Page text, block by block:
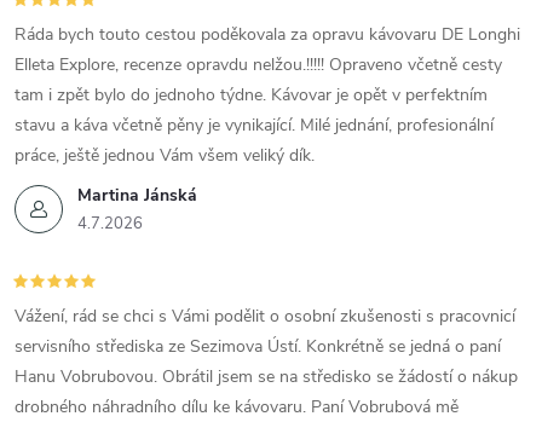
Martina Jánská
4.7.2026
Ráda bych touto cestou poděkovala za opravu kávovaru DE Longhi
Elleta Explore, recenze opravdu nelžou.!!!!! Opraveno včetně cesty
tam i zpět bylo do jednoho týdne. Kávovar je opět v perfektním
stavu a káva včetně pěny je vynikající. Milé jednání, profesionální
práce, ještě jednou Vám všem veliký dík.
Vážení, rád se chci s Vámi podělit o osobní zkušenosti s pracovnicí
servisního střediska ze Sezimova Ústí. Konkrétně se jedná o paní
Hanu Vobrubovou. Obrátil jsem se na středisko se žádostí o nákup
drobného náhradního dílu ke kávovaru. Paní Vobrubová mě